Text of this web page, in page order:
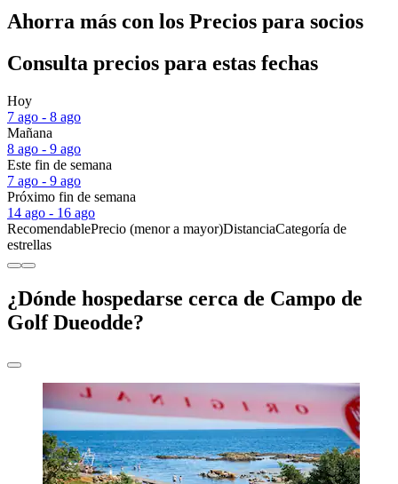
Ahorra más con los Precios para socios
Consulta precios para estas fechas
Hoy
7 ago - 8 ago
Mañana
8 ago - 9 ago
Este fin de semana
7 ago - 9 ago
Próximo fin de semana
14 ago - 16 ago
RecomendablePrecio (menor a mayor)DistanciaCategoría de
estrellas
¿Dónde hospedarse cerca de Campo de
Golf Dueodde?